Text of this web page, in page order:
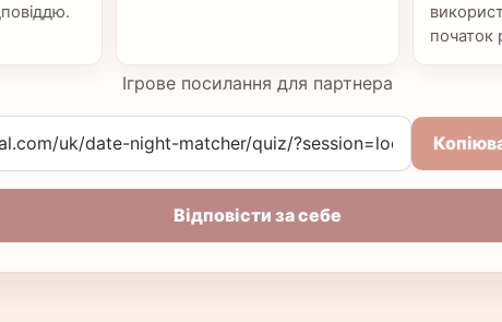
початок
Ігрове посилання для партнера
Відповісти за себе